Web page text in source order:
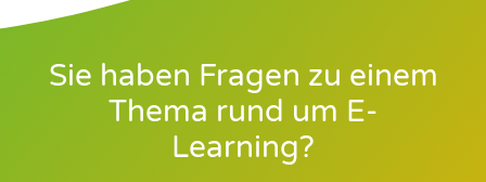
Sie haben Fragen zu einem
Thema rund um E-
Learning?